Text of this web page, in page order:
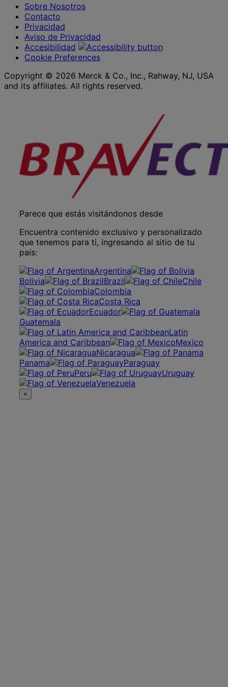
Sobre Nosotros
Contacto
Privacidad
Aviso de Privacidad
Accesibilidad
Cookie Preferences
Copyright © 2026 Merck & Co., Inc., Rahway, NJ, USA
and its affiliates. All rights reserved.
Parece que estás visitándonos desde
Encuentra contenido exclusivo y personalizado
que tenemos para ti, ingresando al sitio de tu
país:
Argentina
Bolivia
Brazil
Chile
Colombia
Costa Rica
Ecuador
Guatemala
Latin
America and Caribbean
Mexico
Nicaragua
Panama
Paraguay
Peru
Uruguay
Venezuela
×